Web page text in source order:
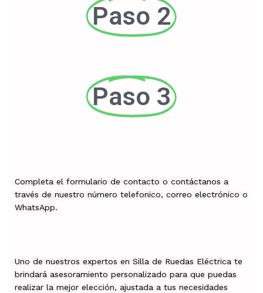
Paso 2
Paso 3
Completa el formulario de contacto o contáctanos a
través de nuestro número telefonico, correo electrónico o
WhatsApp.
Uno de nuestros expertos en Silla de Ruedas Eléctrica te
brindará asesoramiento personalizado para que puedas
realizar la mejor elección, ajustada a tus necesidades